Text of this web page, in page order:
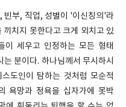
빈부, 직업, 성별이 '이신칭의'라
치지 못한다고 크게 외치고 있
이 세우고 인정하는 모든 형태
분이다. 하나님께서 무시하시
도인이 탐하는 것처럼 모순적
욕망과 정욕을 십자가에 못박